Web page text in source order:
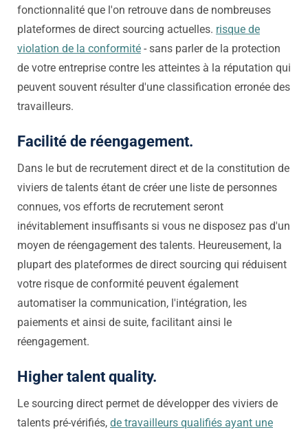
fonctionnalité que l'on retrouve dans de nombreuses
plateformes de direct sourcing actuelles. risque de
violation de la conformité - sans parler de la protection
de votre entreprise contre les atteintes à la réputation qui
peuvent souvent résulter d'une classification erronée des
travailleurs.
Facilité de réengagement.
Dans le but de recrutement direct et de la constitution de
viviers de talents étant de créer une liste de personnes
connues, vos efforts de recrutement seront
inévitablement insuffisants si vous ne disposez pas d'un
moyen de réengagement des talents. Heureusement, la
plupart des plateformes de direct sourcing qui réduisent
votre risque de conformité peuvent également
automatiser la communication, l'intégration, les
paiements et ainsi de suite, facilitant ainsi le
réengagement.
Higher talent quality.
Le sourcing direct permet de développer des viviers de
talents pré-vérifiés, de travailleurs qualifiés ayant une